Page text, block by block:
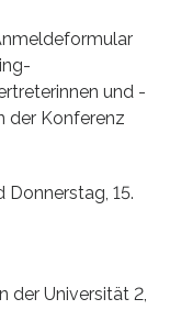
und -
der Konferenz
Donnerstag, 15.
der Universität 2,